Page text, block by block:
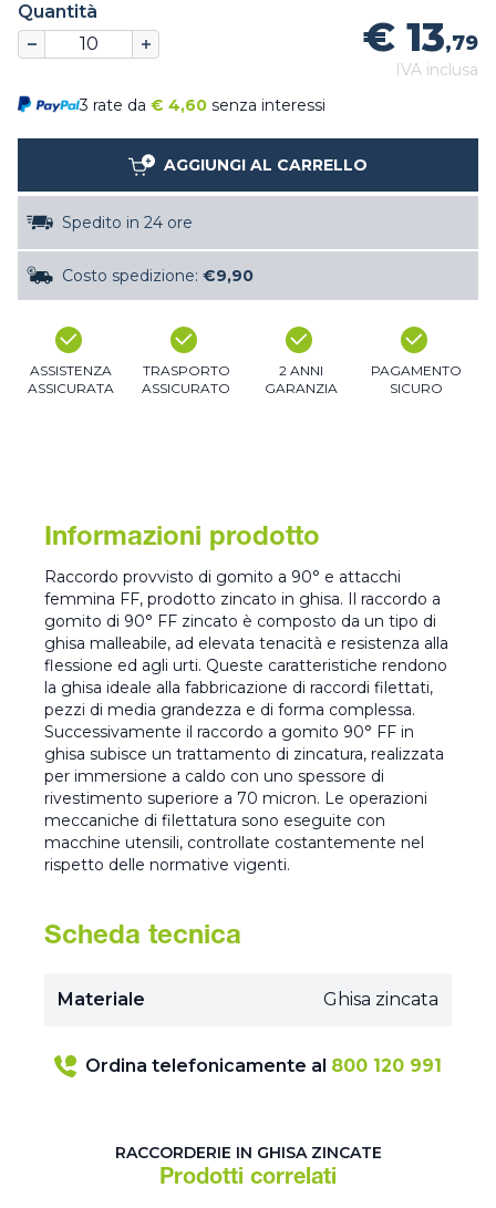
Quantità
€ 13,79
IVA inclusa
3 rate da € 4,60 senza interessi
AGGIUNGI AL CARRELLO
Spedito in 24 ore
Costo spedizione: €9,90
ASSISTENZA
ASSICURATA
TRASPORTO
ASSICURATO
2 ANNI
GARANZIA
PAGAMENTO
SICURO
Informazioni prodotto
Raccordo provvisto di gomito a 90° e attacchi
femmina FF, prodotto zincato in ghisa. Il raccordo a
gomito di 90° FF zincato è composto da un tipo di
ghisa malleabile, ad elevata tenacità e resistenza alla
flessione ed agli urti. Queste caratteristiche rendono
la ghisa ideale alla fabbricazione di raccordi filettati,
pezzi di media grandezza e di forma complessa.
Successivamente il raccordo a gomito 90° FF in
ghisa subisce un trattamento di zincatura, realizzata
per immersione a caldo con uno spessore di
rivestimento superiore a 70 micron. Le operazioni
meccaniche di filettatura sono eseguite con
macchine utensili, controllate costantemente nel
rispetto delle normative vigenti.
Scheda tecnica
Materiale Ghisa zincata
Ordina telefonicamente al 800 120 991
RACCORDERIE IN GHISA ZINCATE
Prodotti correlati